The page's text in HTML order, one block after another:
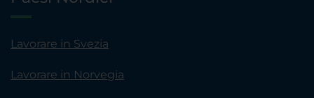
Lavorare in Svezia
Lavorare in Norvegia